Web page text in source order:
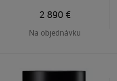
2 890 €
Na objednávku